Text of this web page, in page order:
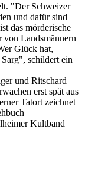
"Der Schweizer
und dafür sind
das mörderische
von Landsmännern
Glück hat,
schildert ein
und Ritschard
erst spät aus
Tatort zeichnet
Kultband